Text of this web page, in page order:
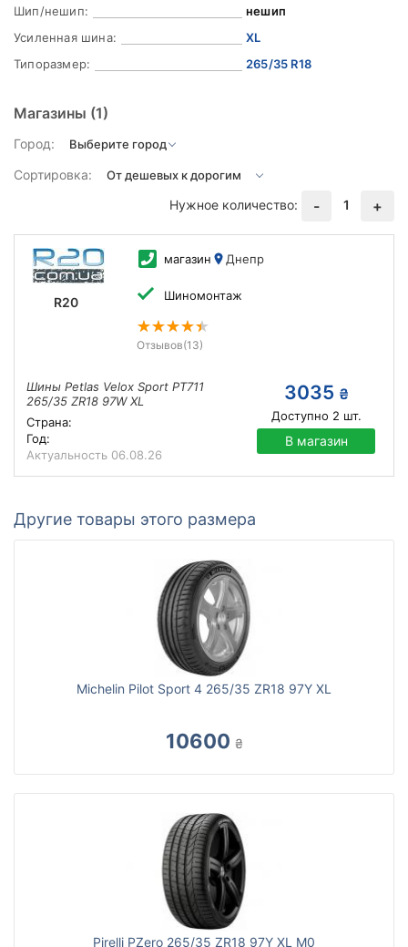
Шип/нешип:
нешип
Усиленная шина:
XL
Типоразмер:
265/35 R18
Магазины (1)
Город:
Сортировка:
Нужное количество:
- 1 +
R20
магазин Днепр
Шиномонтаж
Отзывов(13)
Шины Petlas Velox Sport PT711
265/35 ZR18 97W XL
Страна:
Год:
Актуальность 06.08.26
3035 ₴
Доступно 2 шт.
В магазин
Другие товары этого размера
Michelin Pilot Sport 4 265/35 ZR18 97Y XL
10600 ₴
Pirelli PZero 265/35 ZR18 97Y XL M0